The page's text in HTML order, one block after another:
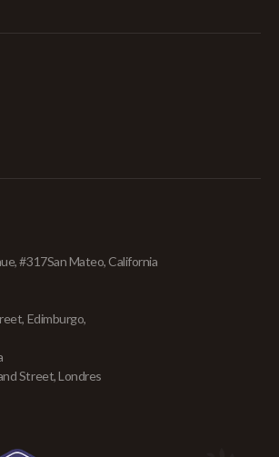
#317San Mateo, California
Edimburgo,
Street, Londres